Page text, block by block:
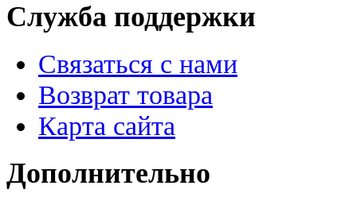
Служба поддержки
Связаться с нами
Возврат товара
Карта сайта
Дополнительно